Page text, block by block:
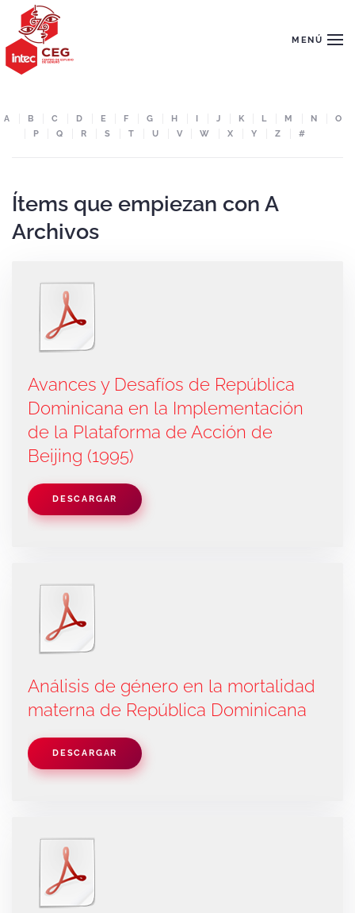
Skip to main content MENÚ
A B C D E F G H I J K L M N
O
P
Q R S T U V W X Y Z #
Ítems que empiezan con A
Archivos
Avances y Desafíos de República
Dominicana en la Implementación
de la Plataforma de Acción de
Beijing (1995)
DESCARGAR
Análisis de género en la mortalidad
materna de República Dominicana
DESCARGAR